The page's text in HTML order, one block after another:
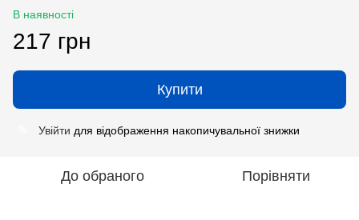
В наявності
217 грн
Купити
Увійти для відображення накопичувальної знижки
До обраного Порівняти